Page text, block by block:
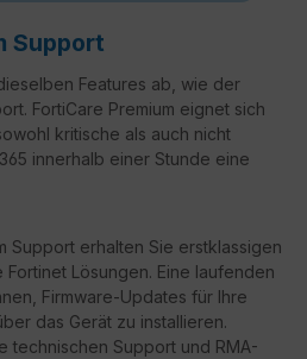
Support
Features ab, wie der
FortiCare Premium eignet sich
kritische als auch nicht
innerhalb einer Stunde eine
Support erhalten Sie erstklassigen
Lösungen. Eine laufenden
Firmware-Updates für Ihre
das Gerät zu installieren.
technischen Support und RMA-